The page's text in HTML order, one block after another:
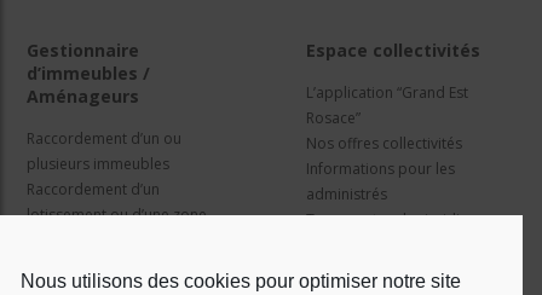
Nous utilisons des cookies pour optimiser notre site
Gestionnaire
d’immeubles /
Aménageurs
Raccordement d’un ou
plusieurs immeubles
Raccordement d’un
lotissement ou d’une zone
Espace collectivités
L’application “Grand Est
Rosace”
Nos offres collectivités
Informations pour les
administrés
Travaux et cadre juridique